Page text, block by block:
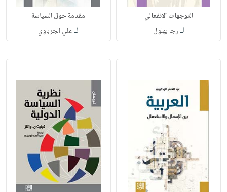
التوجهات الانفعالي
لـ رجا بهلول
مقدمة حول السياسة
لـعلي الجرباوي